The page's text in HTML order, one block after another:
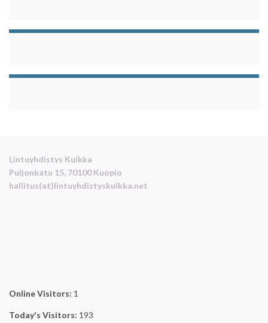
Lintuyhdistys Kuikka
Puijonkatu 15, 70100 Kuopio
hallitus(at)lintuyhdistyskuikka.net
Online Visitors: 1
Today's Visitors: 193